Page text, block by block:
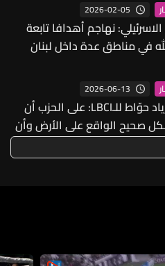
2026-02-05
نهاجم أهدافا تابعة
في مناطق عدة داخل لبنان
2026-06-13
النائب زياد حوّاط للـLBCI: على الحزب أن
صحيح الواقع على الأرض وأن
على نفسه وعلى لبنان